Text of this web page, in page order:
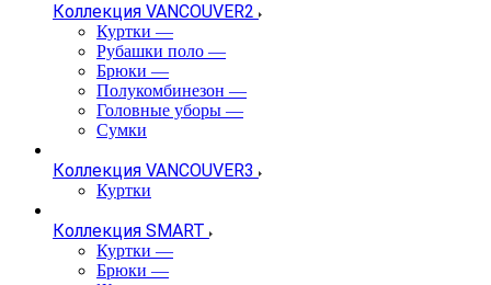
Коллекция VANCOUVER2
Куртки —
Рубашки поло —
Брюки —
Полукомбинезон —
Головные уборы —
Сумки
Коллекция VANCOUVER3
Куртки
Коллекция SMART
Куртки —
Брюки —